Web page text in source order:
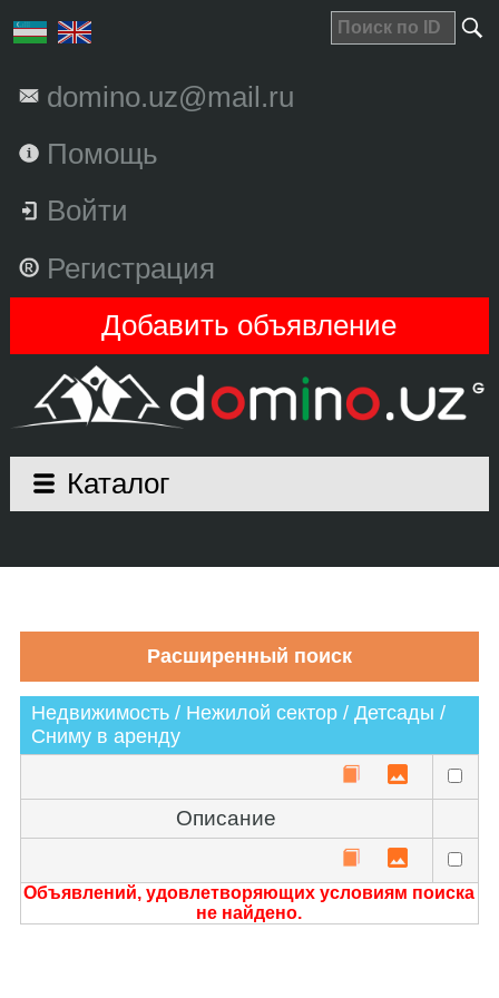
domino.uz@mail.ru
Помощь
Войти
Регистрация
Добавить объявление
Каталог
Недвижимость / Нежилой сектор / Детсады /
Сниму в аренду
Описание
Объявлений, удовлетворяющих условиям поиска
не найдено.